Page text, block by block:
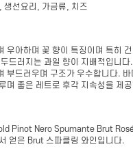
생선요리, 가금류, 치즈
우아하며 꽃 향이 특징이며 특히
드러지는 과일 향이 지배적입니다.
부드러우며 구조가 우수합니다.
며 좋은 레트로 후각 지속성을 제
Pinot Nero Spumante Brut
얻은 Brut 스파클링 와인입니다.